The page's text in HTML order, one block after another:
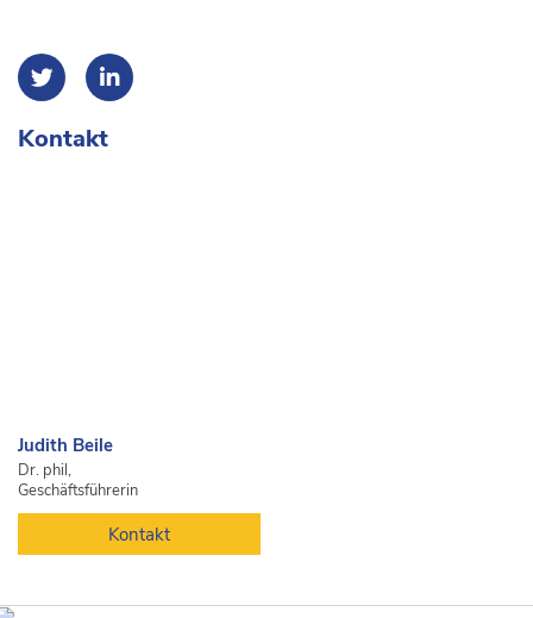
Kontakt
Judith Beile
Dr. phil,
Geschäftsführerin
Kontakt